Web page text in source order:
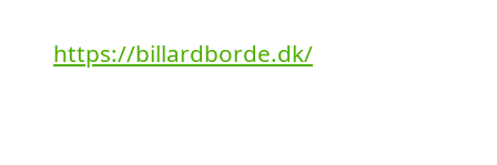
https://billardborde.dk/